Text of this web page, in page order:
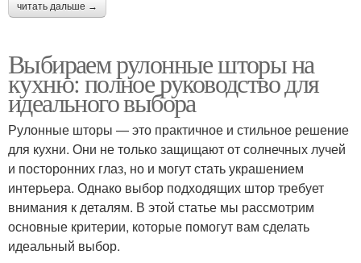
читать дальше →
Выбираем рулонные шторы на
кухню: полное руководство для
идеального выбора
Рулонные шторы — это практичное и стильное решение
для кухни. Они не только защищают от солнечных лучей
и посторонних глаз, но и могут стать украшением
интерьера. Однако выбор подходящих штор требует
внимания к деталям. В этой статье мы рассмотрим
основные критерии, которые помогут вам сделать
идеальный выбор.